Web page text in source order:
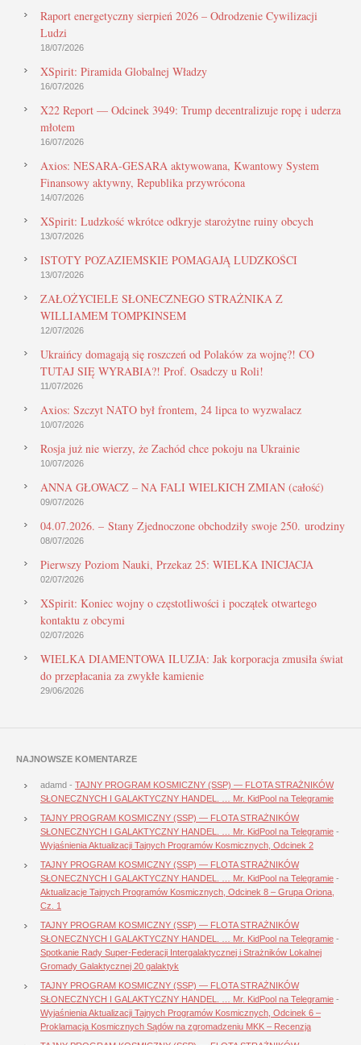
Raport energetyczny sierpień 2026 – Odrodzenie Cywilizacji
Ludzi
18/07/2026
XSpirit: Piramida Globalnej Władzy
16/07/2026
X22 Report — Odcinek 3949: Trump decentralizuje ropę i uderza
młotem
16/07/2026
Axios: NESARA-GESARA aktywowana, Kwantowy System
Finansowy aktywny, Republika przywrócona
14/07/2026
XSpirit: Ludzkość wkrótce odkryje starożytne ruiny obcych
13/07/2026
ISTOTY POZAZIEMSKIE POMAGAJĄ LUDZKOŚCI
13/07/2026
ZAŁOŻYCIELE SŁONECZNEGO STRAŻNIKA Z
WILLIAMEM TOMPKINSEM
12/07/2026
Ukraińcy domagają się roszczeń od Polaków za wojnę?! CO
TUTAJ SIĘ WYRABIA?! Prof. Osadczy u Roli!
11/07/2026
Axios: Szczyt NATO był frontem, 24 lipca to wyzwalacz
10/07/2026
Rosja już nie wierzy, że Zachód chce pokoju na Ukrainie
10/07/2026
ANNA GŁOWACZ – NA FALI WIELKICH ZMIAN (całość)
09/07/2026
04.07.2026. – Stany Zjednoczone obchodziły swoje 250. urodziny
08/07/2026
Pierwszy Poziom Nauki, Przekaz 25: WIELKA INICJACJA
02/07/2026
XSpirit: Koniec wojny o częstotliwości i początek otwartego
kontaktu z obcymi
02/07/2026
WIELKA DIAMENTOWA ILUZJA: Jak korporacja zmusiła świat
do przepłacania za zwykłe kamienie
29/06/2026
NAJNOWSZE KOMENTARZE
adamd - TAJNY PROGRAM KOSMICZNY (SSP) — FLOTA STRAŻNIKÓW
SŁONECZNYCH I GALAKTYCZNY HANDEL. … Mr. KidPool na Telegramie
TAJNY PROGRAM KOSMICZNY (SSP) — FLOTA STRAŻNIKÓW
SŁONECZNYCH I GALAKTYCZNY HANDEL. … Mr. KidPool na Telegramie -
Wyjaśnienia Aktualizacji Tajnych Programów Kosmicznych, Odcinek 2
TAJNY PROGRAM KOSMICZNY (SSP) — FLOTA STRAŻNIKÓW
SŁONECZNYCH I GALAKTYCZNY HANDEL. … Mr. KidPool na Telegramie -
Aktualizacje Tajnych Programów Kosmicznych, Odcinek 8 – Grupa Oriona,
Cz. 1
TAJNY PROGRAM KOSMICZNY (SSP) — FLOTA STRAŻNIKÓW
SŁONECZNYCH I GALAKTYCZNY HANDEL. … Mr. KidPool na Telegramie -
Spotkanie Rady Super-Federacji Intergalaktycznej i Strażników Lokalnej
Gromady Galaktycznej 20 galaktyk
TAJNY PROGRAM KOSMICZNY (SSP) — FLOTA STRAŻNIKÓW
SŁONECZNYCH I GALAKTYCZNY HANDEL. … Mr. KidPool na Telegramie -
Wyjaśnienia Aktualizacji Tajnych Programów Kosmicznych, Odcinek 6 –
Proklamacja Kosmicznych Sądów na zgromadzeniu MKK – Recenzja